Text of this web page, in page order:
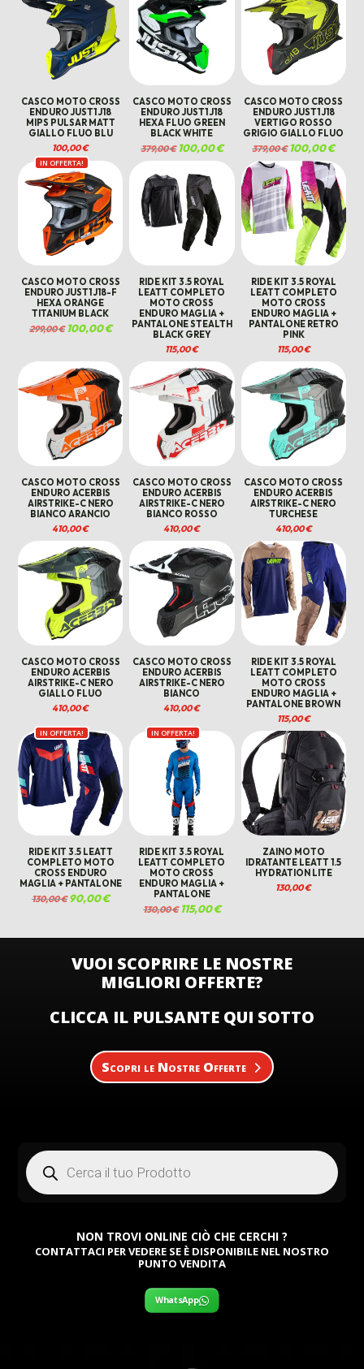
CASCO MOTO CROSS
ENDURO JUST1 J18
MIPS PULSAR MATT
GIALLO FLUO BLU
100,00€
CASCO MOTO CROSS
ENDURO JUST1 J18
HEXA FLUO GREEN
BLACK WHITE
379,00€Il
prezzo
originale
379,00 €.
100,00€Il
prezzo
attuale
100,00 €.
CASCO MOTO CROSS
ENDURO JUST1 J18
VERTIGO ROSSO
GRIGIO GIALLO FLUO
379,00€ Il
prezzo
originale
era:
379,00 €.
100,00€Il
prezzo
attuale
è:
IN OFFERTA!
CASCO MOTO CROSS
ENDURO JUST1 J18-F
HEXA ORANGE
TITANIUM BLACK
299,00€Il
prezzo
299,00 €.
100,00€Il
prezzo
100,00 €.
RIDE KIT 3.5 ROYAL
LEATT COMPLETO
MOTO CROSS
ENDURO MAGLIA +
PANTALONE STEALTH
BLACK GREY
115,00€
RIDE KIT 3.5 ROYAL
LEATT COMPLETO
MOTO CROSS
ENDURO MAGLIA +
PANTALONE RETRO
PINK
115,00€
CASCO MOTO CROSS
ENDURO ACERBIS
AIRSTRIKE-C NERO
BIANCO ARANCIO
410,00€
CASCO MOTO CROSS
ENDURO ACERBIS
AIRSTRIKE-C NERO
BIANCO ROSSO
410,00€
CASCO MOTO CROSS
ENDURO ACERBIS
AIRSTRIKE-C NERO
TURCHESE
410,00€
CASCO MOTO CROSS
ENDURO ACERBIS
AIRSTRIKE-C NERO
GIALLO FLUO
410,00€
CASCO MOTO CROSS
ENDURO ACERBIS
AIRSTRIKE-C NERO
BIANCO
410,00€
RIDE KIT 3.5 ROYAL
LEATT COMPLETO
MOTO CROSS
ENDURO MAGLIA +
PANTALONE BROWN
115,00€
IN OFFERTA!
RIDE KIT 3.5 LEATT
COMPLETO MOTO
CROSS ENDURO
MAGLIA + PANTALONE
130,00€Il
prezzo
90,00€Il
prezzo
IN OFFERTA!
RIDE KIT 3.5 ROYAL
LEATT COMPLETO
MOTO CROSS
ENDURO MAGLIA +
PANTALONE
130,00€Il
prezzo
130,00 €.
115,00€Il
prezzo
115,00 €.
ZAINO MOTO
IDRATANTE LEATT 1.5
HYDRATION LITE
130,00€
VUOI SCOPRIRE LE NOSTRE
MIGLIORI OFFERTE?
CLICCA IL PULSANTE QUI SOTTO
Scopri le Nostre Offerte
Products
search
NON TROVI ONLINE CIÒ CHE CERCHI ?
CONTATTACI PER VEDERE SE È DISPONIBILE NEL NOSTRO
PUNTO VENDITA
WhatsApp